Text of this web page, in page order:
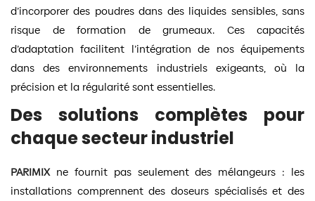
d’incorporer des poudres dans des liquides sensibles, sans
risque de formation de grumeaux. Ces capacités
d’adaptation facilitent l’intégration de nos équipements
dans des environnements industriels exigeants, où la
précision et la régularité sont essentielles.
Des solutions complètes pour
chaque secteur industriel
PARIMIX ne fournit pas seulement des mélangeurs : les
installations comprennent des doseurs spécialisés et des